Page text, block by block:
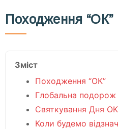
Походження “ОК”
Зміст
Походження “ОК”
Глобальна подорож
Святкування Дня ОК
Коли будемо